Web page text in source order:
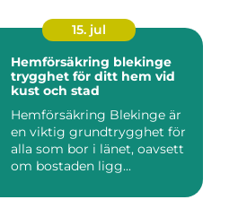
15. jul
Hemförsäkring blekinge
trygghet för ditt hem vid
kust och stad
Hemförsäkring Blekinge är
en viktig grundtrygghet för
alla som bor i länet, oavsett
om bostaden ligg...